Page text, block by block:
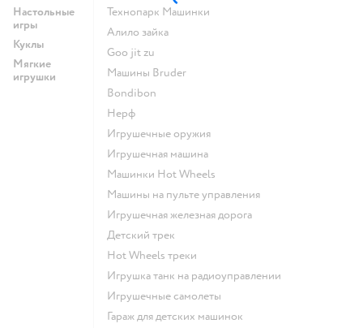
Настольные
игры
Куклы
Мягкие
игрушки
Технопарк Машинки
Алило зайка
Goo jit zu
Машины Bruder
Bondibon
Нерф
Игрушечные оружия
Игрушечная машина
Машинки Hot Wheels
Машины на пульте управления
Игрушечная железная дорога
Детский трек
Hot Wheels треки
Игрушка танк на радиоуправлении
Игрушечные самолеты
Гараж для детских машинок